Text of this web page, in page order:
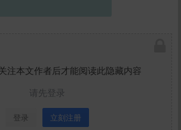
注本文作者后才能阅读此隐藏内容
请先登录
登录 立刻注册